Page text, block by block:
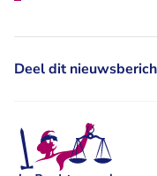
Deel dit